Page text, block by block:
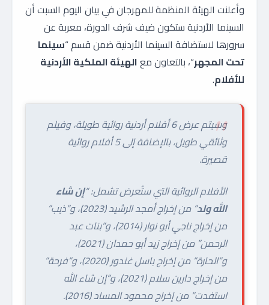
وأعلنت الهيئة المنظمة للمهرجان في بيان اليوم السبت أن
السينما الأردنية ستكون ضيف شرف الدورة، معربة عن
سرورها لاستضافة السينما الأردنية ضمن قسم “سينما
تحت المجهر“، بالتعاون معالهيئة الملكية الأردنية
للأفلام.
وسيتم عرض 6 أفلام أردنية روائية طويلة، وفيلم
وثائقي طويل، بالإضافة إلى 5 أفلام روائية
قصيرة.
الأفلام الروائية التي ستُعرض تشمل: “إن شاء
الله ولد
” من إخراج أمجد الرشيد (2023)، و”ذيب”
من إخراج ناجي أبو نوار (2014)، و”بنات عبد
الرحمن” من إخراج زيد أبو حمدان (2021)،
و”الحارة” من إخراج باسل غندور (2020)، و”فرحة”
من إخراج دارين سلام (2021)، و”إن شاء الله
استفدت” من إخراج محمود المساد (2016).